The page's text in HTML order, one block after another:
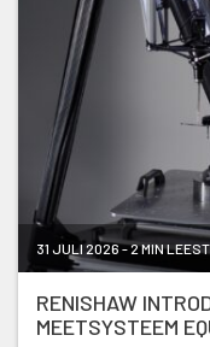
31 JULI 2026 - 2 MIN
RENISHAW
MEETSYSTEEM